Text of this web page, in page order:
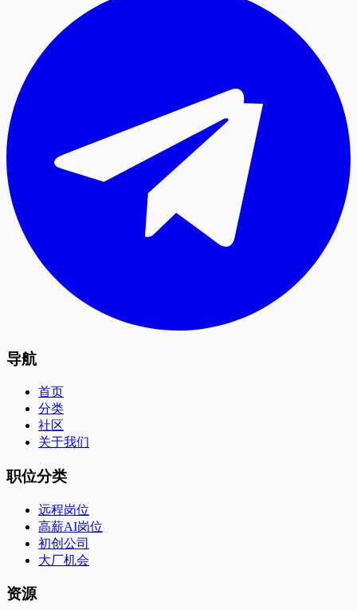
导航
首页
分类
社区
关于我们
职位分类
远程岗位
高薪AI岗位
初创公司
大厂机会
资源